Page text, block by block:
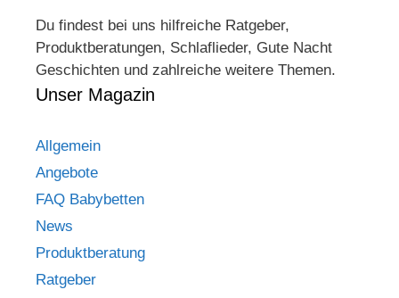
Du findest bei uns hilfreiche Ratgeber,
Produktberatungen, Schlaflieder, Gute Nacht
Geschichten und zahlreiche weitere Themen.
Unser Magazin
Allgemein
Angebote
FAQ Babybetten
News
Produktberatung
Ratgeber